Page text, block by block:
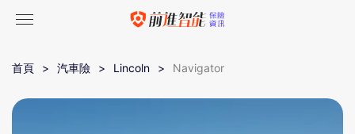
首頁 汽車險 Lincoln Navigator